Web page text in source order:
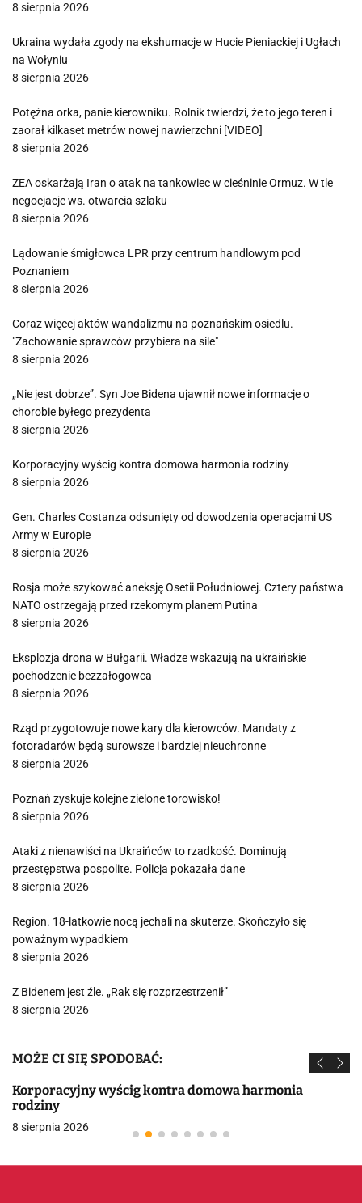
8 sierpnia 2026
Ukraina wydała zgody na ekshumacje w Hucie Pieniackiej i Ugłach
na Wołyniu
8 sierpnia 2026
Potężna orka, panie kierowniku. Rolnik twierdzi, że to jego teren i
zaorał kilkaset metrów nowej nawierzchni [VIDEO]
8 sierpnia 2026
ZEA oskarżają Iran o atak na tankowiec w cieśninie Ormuz. W tle
negocjacje ws. otwarcia szlaku
8 sierpnia 2026
Lądowanie śmigłowca LPR przy centrum handlowym pod
Poznaniem
8 sierpnia 2026
Coraz więcej aktów wandalizmu na poznańskim osiedlu.
"Zachowanie sprawców przybiera na sile"
8 sierpnia 2026
„Nie jest dobrze”. Syn Joe Bidena ujawnił nowe informacje o
chorobie byłego prezydenta
8 sierpnia 2026
Korporacyjny wyścig kontra domowa harmonia rodziny
8 sierpnia 2026
Gen. Charles Costanza odsunięty od dowodzenia operacjami US
Army w Europie
8 sierpnia 2026
Rosja może szykować aneksję Osetii Południowej. Cztery państwa
NATO ostrzegają przed rzekomym planem Putina
8 sierpnia 2026
Eksplozja drona w Bułgarii. Władze wskazują na ukraińskie
pochodzenie bezzałogowca
8 sierpnia 2026
Rząd przygotowuje nowe kary dla kierowców. Mandaty z
fotoradarów będą surowsze i bardziej nieuchronne
8 sierpnia 2026
Poznań zyskuje kolejne zielone torowisko!
8 sierpnia 2026
Ataki z nienawiści na Ukraińców to rzadkość. Dominują
przestępstwa pospolite. Policja pokazała dane
8 sierpnia 2026
Region. 18-latkowie nocą jechali na skuterze. Skończyło się
poważnym wypadkiem
8 sierpnia 2026
Z Bidenem jest źle. „Rak się rozprzestrzenił”
8 sierpnia 2026
MOŻE CI SIĘ SPODOBAĆ:
Korporacyjny wyścig kontra domowa harmonia
rodziny
8 sierpnia 2026